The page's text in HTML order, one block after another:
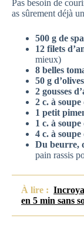
Pas besoin de
as sûrement déjà
500 g de
12 filets
mieux)
8 belles
50 g
2 gousses
2 c. à soupe
1 petit
1 c. à
4 c. à soupe
Du beurre,
pain rassis
À lire :
en 5 min sans